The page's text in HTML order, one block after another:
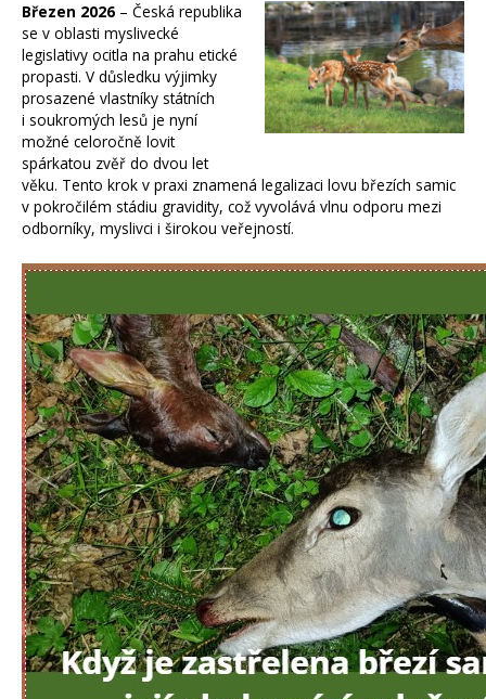
Březen 2026 – Česká republika
se v oblasti myslivecké
legislativy ocitla na prahu etické
propasti. V důsledku výjimky
prosazené vlastníky státních
i soukromých lesů je nyní
možné celoročně lovit
spárkatou zvěř do dvou let
věku. Tento krok v praxi znamená legalizaci lovu březích samic
v pokročilém stádiu gravidity, což vyvolává vlnu odporu mezi
odborníky, myslivci i širokou veřejností.